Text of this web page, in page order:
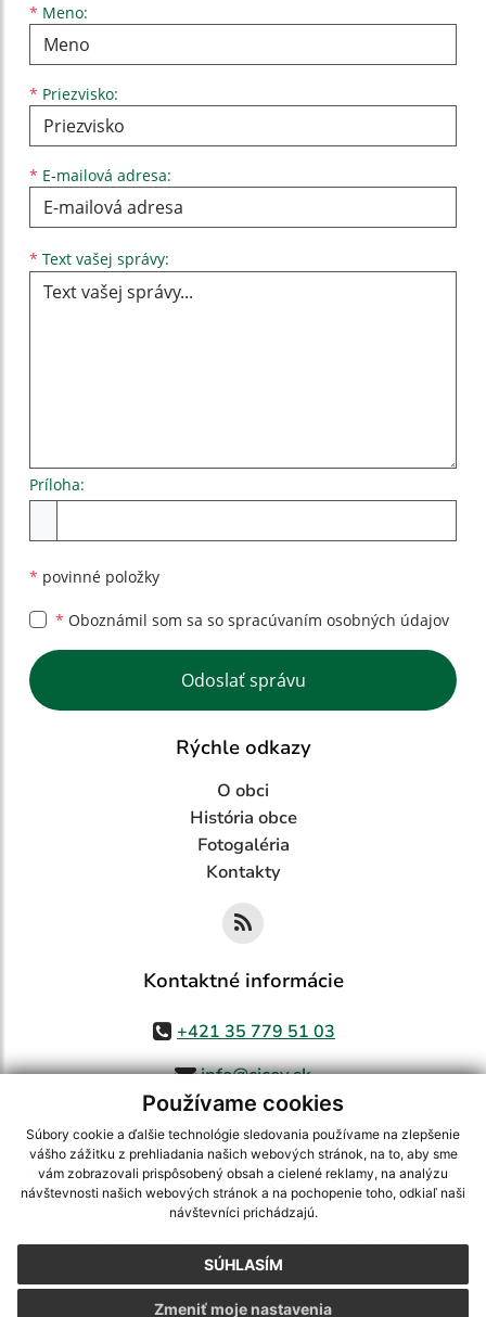
Používame cookies
Súbory cookie a ďalšie technológie sledovania používame na zlepšenie
vášho zážitku z prehliadania našich webových stránok, na to, aby sme
vám zobrazovali prispôsobený obsah a cielené reklamy, na analýzu
návštevnosti našich webových stránok a na pochopenie toho, odkiaľ naši
návštevníci prichádzajú.
SÚHLASÍM
Zmeniť moje nastavenia
* Meno:
Meno
* Priezvisko:
Priezvisko
* E-mailová adresa:
E-mailová adresa
* Text vašej správy:
Príloha:
* povinné položky
* Oboznámil som sa so spracúvaním osobných údajov
Google reCaptcha Response
Odoslať správu
Rýchle odkazy
O obci
História obce
Fotogaléria
Kontakty
Kontaktné informácie
+421 35 779 51 03
info@cicov.sk
využite možnosť získavania aktuálnych informácií s využitím RSS
CMS systém (redakčný) systém ECHELON 2,Mapa stránok,web portál
webex.digital, s.r.o.,domény,registrácia domény
Posledná aktualizácia:03.08.2026